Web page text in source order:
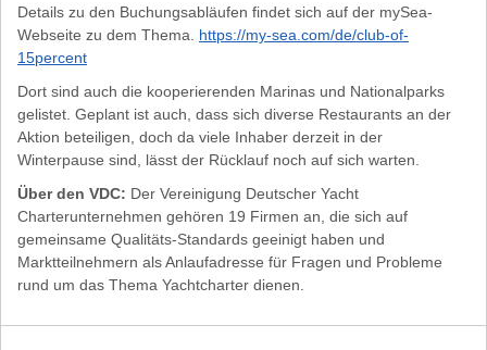
Details zu den Buchungsabläufen findet sich auf der mySea-
Webseite zu dem Thema. https://my-sea.com/de/club-of-
15percent
Dort sind auch die kooperierenden Marinas und Nationalparks
gelistet. Geplant ist auch, dass sich diverse Restaurants an der
Aktion beteiligen, doch da viele Inhaber derzeit in der
Winterpause sind, lässt der Rücklauf noch auf sich warten.
Über den VDC: Der Vereinigung Deutscher Yacht
Charterunternehmen gehören 19 Firmen an, die sich auf
gemeinsame Qualitäts-Standards geeinigt haben und
Marktteilnehmern als Anlaufadresse für Fragen und Probleme
rund um das Thema Yachtcharter dienen.